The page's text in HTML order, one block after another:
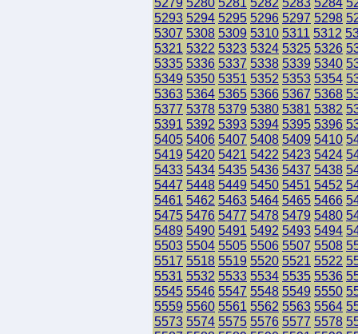
5293 5294 5295 5296 5297 5298
5307 5308 5309 5310 5311 5312
5321 5322 5323 5324 5325 5326
5335 5336 5337 5338 5339 5340
5349 5350 5351 5352 5353 5354
5363 5364 5365 5366 5367 5368
5377 5378 5379 5380 5381 5382
5391 5392 5393 5394 5395 5396
5405 5406 5407 5408 5409 5410
5419 5420 5421 5422 5423 5424
5433 5434 5435 5436 5437 5438
5447 5448 5449 5450 5451 5452
5461 5462 5463 5464 5465 5466
5475 5476 5477 5478 5479 5480
5489 5490 5491 5492 5493 5494
5503 5504 5505 5506 5507 5508
5517 5518 5519 5520 5521 5522
5531 5532 5533 5534 5535 5536
5545 5546 5547 5548 5549 5550
5559 5560 5561 5562 5563 5564
5573 5574 5575 5576 5577 5578